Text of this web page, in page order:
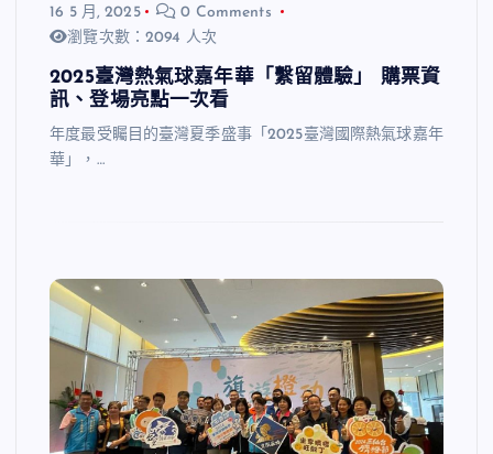
16 5 月, 2025
0 Comments
瀏覽次數：2094 人次
2025臺灣熱氣球嘉年華「繫留體驗」 購票資
訊、登場亮點一次看
年度最受矚目的臺灣夏季盛事「2025臺灣國際熱氣球嘉年
華」，…